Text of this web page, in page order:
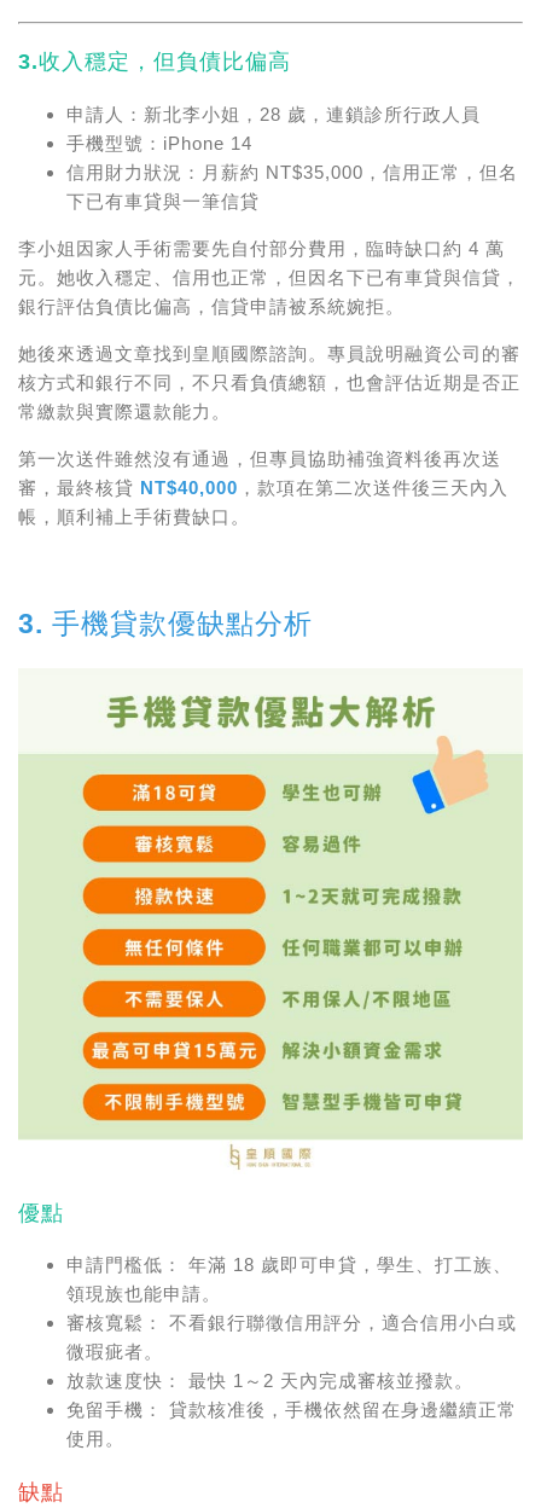
3.收入穩定，但負債比偏高
申請人：新北李小姐，28 歲，連鎖診所行政人員
手機型號：iPhone 14
信用財力狀況：月薪約 NT$35,000，信用正常，但名
下已有車貸與一筆信貸
李小姐因家人手術需要先自付部分費用，臨時缺口約 4 萬
元。她收入穩定、信用也正常，但因名下已有車貸與信貸，
銀行評估負債比偏高，信貸申請被系統婉拒。
她後來透過文章找到皇順國際諮詢。專員說明融資公司的審
核方式和銀行不同，不只看負債總額，也會評估近期是否正
常繳款與實際還款能力。
第一次送件雖然沒有通過，但專員協助補強資料後再次送
審，最終核貸 NT$40,000 ，款項在第二次送件後三天內入
帳，順利補上手術費缺口。
3. 手機貸款優缺點分析
優點
申請門檻低：
年滿 18 歲即可申貸，學生、打工族、
領現族也能申請。
審核寬鬆：
不看銀行聯徵信用評分，適合信用小白或
微瑕疵者。
放款速度快：
最快 1～2 天內完成審核並撥款。
免留手機：
貸款核准後，手機依然留在身邊繼續正常
使用。
缺點